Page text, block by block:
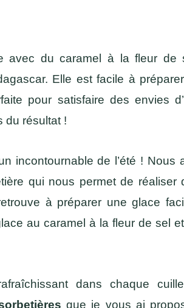
avec du caramel à la fleur de
Elle est facile à
pour satisfaire des envies
du résultat !
incontournable de l’été ! Nous
qui nous permet de réaliser
à préparer une glace
au caramel à la fleur de sel
dans chaque
que je vous ai